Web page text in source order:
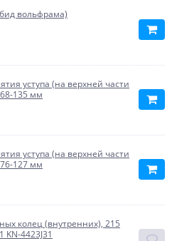
вольфрама)
уступа (на верхней части
135 мм
уступа (на верхней части
127 мм
колец (внутренних), 215
KN-4423J31